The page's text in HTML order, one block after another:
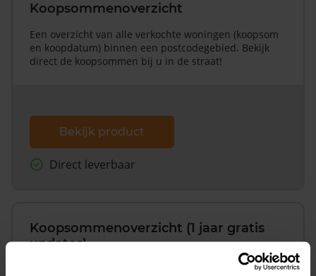
Koopsommenoverzicht
Een overzicht van alle verkochte woningen (koopsom
en koopdatum) binnen een postcodegebied. Bekijk
direct de koopsommen bij u in de straat!
Bekijk product
Direct leverbaar
Koopsommenoverzicht (1 jaar gratis
updates)